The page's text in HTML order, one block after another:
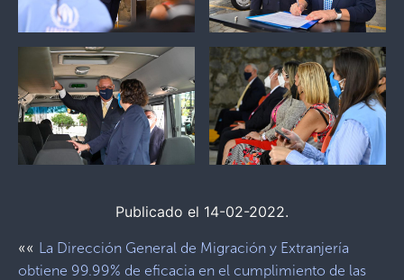
Publicado el 14-02-2022.
«« La Dirección General de Migración y Extranjería
obtiene 99.99% de eficacia en el cumplimiento de las